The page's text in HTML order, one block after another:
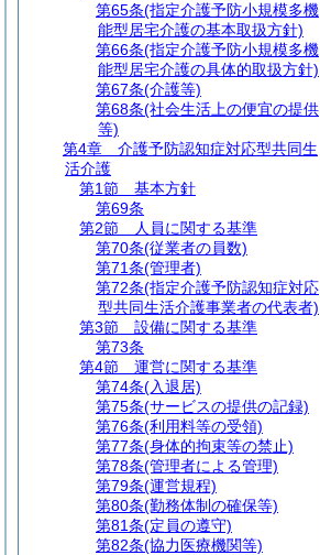
第65条(指定介護予防小規模多機
能型居宅介護の基本取扱方針)
第66条(指定介護予防小規模多機
能型居宅介護の具体的取扱方針)
第67条(介護等)
第68条(社会生活上の便宜の提供
等)
第4章
介護予防認知症対応型共同生
活介護
第1節
基本方針
第69条
第2節
人員に関する基準
第70条(従業者の員数)
第71条(管理者)
第72条(指定介護予防認知症対応
型共同生活介護事業者の代表者)
第3節
設備に関する基準
第73条
第4節
運営に関する基準
第74条(入退居)
第75条(サービスの提供の記録)
第76条(利用料等の受領)
第77条(身体的拘束等の禁止)
第78条(管理者による管理)
第79条(運営規程)
第80条(勤務体制の確保等)
第81条(定員の遵守)
第82条(協力医療機関等)